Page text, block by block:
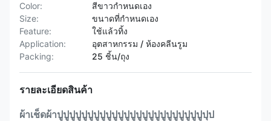
Color:
สีขาวกำหนดเอง
Size:
ขนาดที่กำหนดเอง
Feature:
ใช้แล้วทิ้ง
Application:
อุตสาหกรรม / ห้องคลีนรูม
Packing:
25 ชิ้น/ถุง
รายละเอียดสินค้า
ผ้าเช็ดผ้าปูปูปูปูปูปูปูปูปูปูปูปูปูปูปูปูปูปูปูปูปูปูปูปูปุป